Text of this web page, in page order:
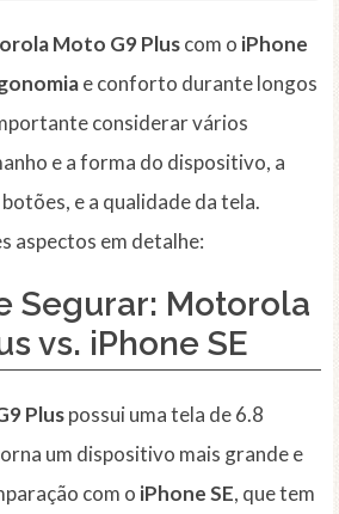
Moto G9 Pluscom o iPhone
e conforto durante longos
considerar vários
e a forma do dispositivo, a
e a qualidade da tela.
aspectos em detalhe:
Segurar: Motorola
vs. iPhone SE
Pluspossui uma tela de 6.8
um dispositivo mais grande e
com o iPhone SE, que tem